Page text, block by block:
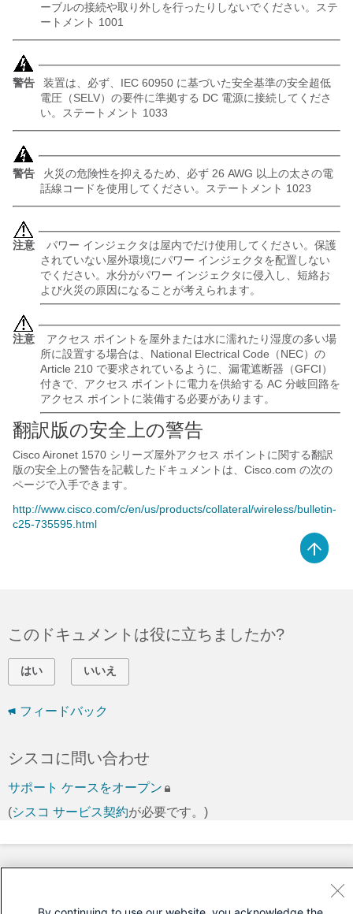
ーブルの接続や取り外しを行ったりしないでください。ステ
ートメント 1001
警告
装置は、必ず、IEC 60950 に基づいた安全基準の安全超低
電圧（SELV）の要件に準拠する DC 電源に接続してくださ
い。ステートメント 1033
警告
火災の危険性を抑えるため、必ず 26 AWG 以上の太さの電
話線コードを使用してください。ステートメント 1023
注意
パワー インジェクタは屋内でだけ使用してください。保護
されていない屋外環境にパワー インジェクタを配置しない
でください。水分がパワー インジェクタに侵入し、短絡お
よび火災の原因になることが考えられます。
注意
アクセス ポイントを屋外または水に濡れたり湿度の多い場
所に設置する場合は、National Electrical Code（NEC）の
Article 210 で要求されているように、漏電遮断器（GFCI）
付きで、アクセス ポイントに電力を供給する AC 分岐回路を
アクセス ポイントに装備する必要があります。
翻訳版の安全上の警告
Cisco Aironet 1570 シリーズ屋外アクセス ポイントに関する翻訳
版の安全上の警告を記載したドキュメントは、Cisco.com の次の
ページで入手できます。
http://www.cisco.com/c/en/us/products/collateral/wireless/bulletin-
c25-735595.html
このドキュメントは役に立ちましたか?
はい いいえ
フィードバック
シスコに問い合わせ
サポート ケースをオープン
(シスコ サービス契約が必要です。)